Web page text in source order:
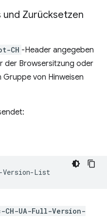
und Zurücksetzen
CH -Header angegeben
der Browsersitzung oder
von Hinweisen
CH-UA-Full-Version-